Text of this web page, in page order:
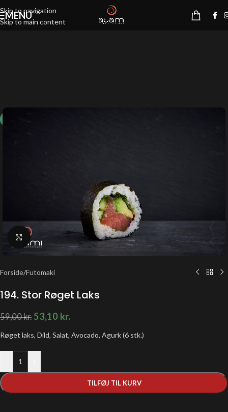
Skip to navigation
Skip to main content
MENU
Klik for at forstørre
Forside/Futomaki
194. Stor Røget Laks
59,00kr. 53,10 kr.
Røget laks, Dild, Salat, Avocado, Agurk (6 stk.)
TILFØJ TIL KURV